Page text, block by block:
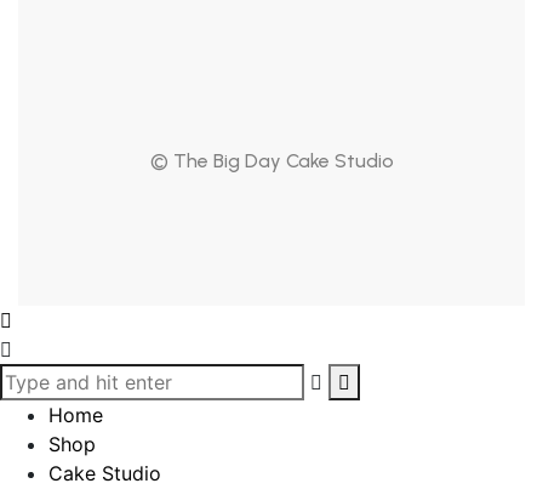
© The Big Day Cake Studio
Home
Shop
Cake Studio